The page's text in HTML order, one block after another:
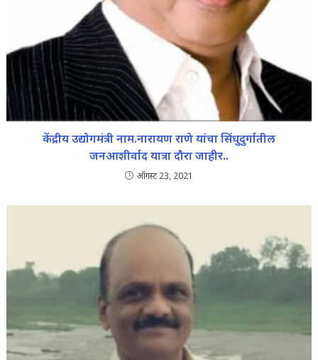
केंद्रीय उद्योगमंत्री नाम.नारायण राणे यांचा सिंधुदुर्गातील
जनआशीर्वाद यात्रा दौरा जाहीर..
ऑगस्ट 23, 2021